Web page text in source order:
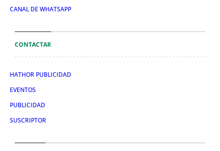
CANAL DE WHATSAPP
CONTACTAR
HATHOR PUBLICIDAD
EVENTOS
PUBLICIDAD
SUSCRIPTOR